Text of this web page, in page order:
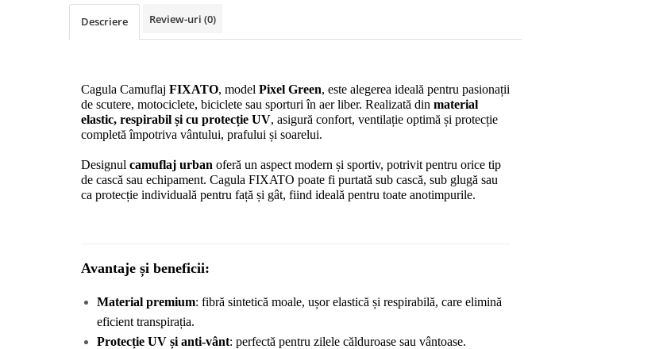
Descriere Review-uri (0)
Cagula Camuflaj FIXATO, model Pixel Green, este alegerea ideală pentru pasionații
de scutere, motociclete, biciclete sau sporturi în aer liber. Realizată din material
elastic, respirabil și cu protecție UV, asigură confort, ventilație optimă și protecție
completă împotriva vântului, prafului și soarelui.
Designul camuflaj urban oferă un aspect modern și sportiv, potrivit pentru orice tip
de cască sau echipament. Cagula FIXATO poate fi purtată sub cască, sub glugă sau
ca protecție individuală pentru față și gât, fiind ideală pentru toate anotimpurile.
Avantaje și beneficii:
Material premium: fibră sintetică moale, ușor elastică și respirabilă, care elimină
eficient transpirația.
Protecție UV și anti-vânt: perfectă pentru zilele călduroase sau vântoase.